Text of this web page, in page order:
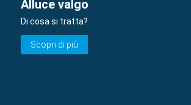
Alluce valgo
Di cosa si tratta?
Scopri di più